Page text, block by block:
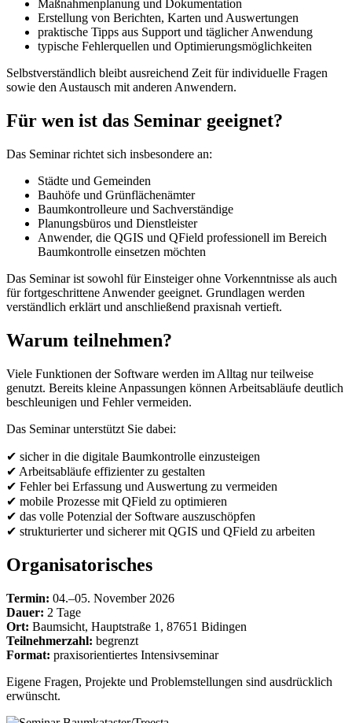
Maßnahmenplanung und Dokumentation
Erstellung von Berichten, Karten und Auswertungen
praktische Tipps aus Support und täglicher Anwendung
typische Fehlerquellen und Optimierungsmöglichkeiten
Selbstverständlich bleibt ausreichend Zeit für individuelle Fragen
sowie den Austausch mit anderen Anwendern.
Für wen ist das Seminar geeignet?
Das Seminar richtet sich insbesondere an:
Städte und Gemeinden
Bauhöfe und Grünflächenämter
Baumkontrolleure und Sachverständige
Planungsbüros und Dienstleister
Anwender, die QGIS und QField professionell im Bereich
Baumkontrolle einsetzen möchten
Das Seminar ist sowohl für Einsteiger ohne Vorkenntnisse als auch
für fortgeschrittene Anwender geeignet. Grundlagen werden
verständlich erklärt und anschließend praxisnah vertieft.
Warum teilnehmen?
Viele Funktionen der Software werden im Alltag nur teilweise
genutzt. Bereits kleine Anpassungen können Arbeitsabläufe deutlich
beschleunigen und Fehler vermeiden.
Das Seminar unterstützt Sie dabei:
✔ sicher in die digitale Baumkontrolle einzusteigen
✔ Arbeitsabläufe effizienter zu gestalten
✔ Fehler bei Erfassung und Auswertung zu vermeiden
✔ mobile Prozesse mit QField zu optimieren
✔ das volle Potenzial der Software auszuschöpfen
✔ strukturierter und sicherer mit QGIS und QField zu arbeiten
Organisatorisches
Termin: 04.–05. November 2026
Dauer: 2 Tage
Ort: Baumsicht, Hauptstraße 1, 87651 Bidingen
Teilnehmerzahl: begrenzt
Format: praxisorientiertes Intensivseminar
Eigene Fragen, Projekte und Problemstellungen sind ausdrücklich
erwünscht.